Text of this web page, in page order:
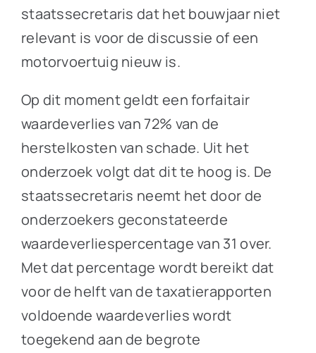
staatssecretaris dat het bouwjaar niet
relevant is voor de discussie of een
motorvoertuig nieuw is.
Op dit moment geldt een forfaitair
waardeverlies van 72% van de
herstelkosten van schade. Uit het
onderzoek volgt dat dit te hoog is. De
staatssecretaris neemt het door de
onderzoekers geconstateerde
waardeverliespercentage van 31 over.
Met dat percentage wordt bereikt dat
voor de helft van de taxatierapporten
voldoende waardeverlies wordt
toegekend aan de begrote